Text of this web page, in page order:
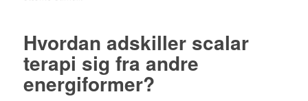
Hvordan adskiller scalar
terapi sig fra andre
energiformer?